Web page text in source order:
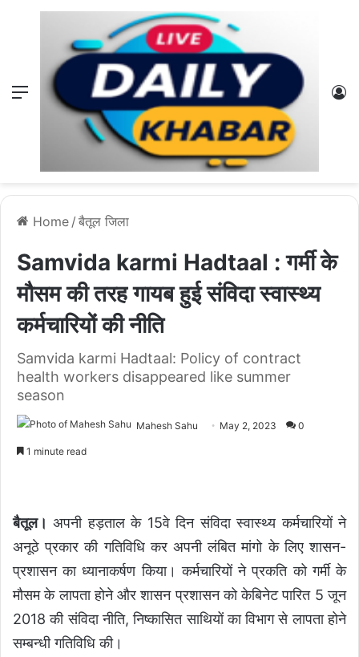
Menu
Home / बैतूल जिला
Samvida karmi Hadtaal : गर्मी के
मौसम की तरह गायब हुई संविदा स्वास्थ्य
कर्मचारियों की नीति
Samvida karmi Hadtaal: Policy of contract
health workers disappeared like summer
season
Mahesh Sahu May 2, 2023 0
1 minute read
बैतूल। अपनी हड़ताल के 15वे दिन संविदा स्वास्थ्य कर्मचारियों ने
अनूठे प्रकार की गतिविधि कर अपनी लंबित मांगो के लिए शासन-
प्रशासन का ध्यानाकर्षण किया। कर्मचारियों ने प्रकति को गर्मी के
मौसम के लापता होने और शासन प्रशासन को केबिनेट पारित 5 जून
2018 की संविदा नीति, निष्कासित साथियों का विभाग से लापता होने
सम्बन्धी गतिविधि की।